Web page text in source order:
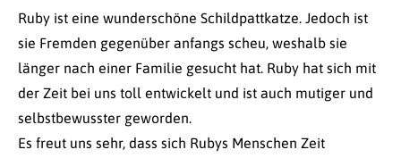
Ruby ist eine wunderschöne Schildpattkatze. Jedoch ist
sie Fremden gegenüber anfangs scheu, weshalb sie
länger nach einer Familie gesucht hat. Ruby hat sich mit
der Zeit bei uns toll entwickelt und ist auch mutiger und
selbstbewusster geworden.
Es freut uns sehr, dass sich Rubys Menschen Zeit